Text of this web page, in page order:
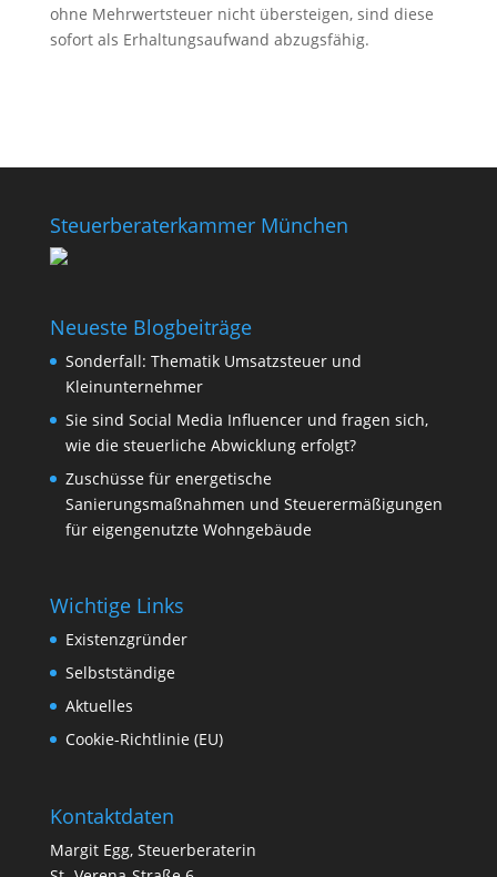
ohne Mehrwertsteuer nicht übersteigen, sind diese
sofort als Erhaltungsaufwand abzugsfähig.
Steuerberaterkammer München
Neueste Blogbeiträge
Sonderfall: Thematik Umsatzsteuer und
Kleinunternehmer
Sie sind Social Media Influencer und fragen sich,
wie die steuerliche Abwicklung erfolgt?
Zuschüsse für energetische
Sanierungsmaßnahmen und Steuerermäßigungen
für eigengenutzte Wohngebäude
Wichtige Links
Existenzgründer
Selbstständige
Aktuelles
Cookie-Richtlinie (EU)
Kontaktdaten
Margit Egg, Steuerberaterin